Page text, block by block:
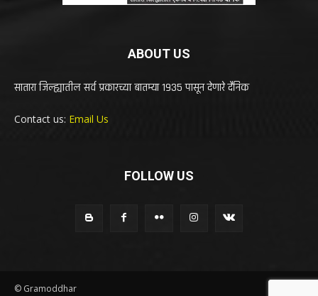
ABOUT US
सातारा जिल्ह्यातील सर्व प्रकारच्या बातम्या 1935 पासून देणारे दैनिक
Contact us: Email Us
FOLLOW US
© Gramoddhar